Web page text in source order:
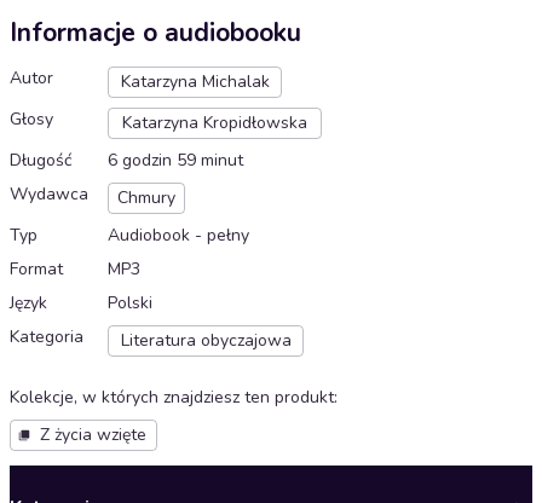
Informacje o audiobooku
Autor
Katarzyna Michalak
Głosy
Katarzyna Kropidłowska
Długość
6 godzin 59 minut
Wydawca
Chmury
Typ
Audiobook - pełny
Format
MP3
Język
Polski
Kategoria
Literatura obyczajowa
Kolekcje, w których znajdziesz ten produkt:
Z życia wzięte